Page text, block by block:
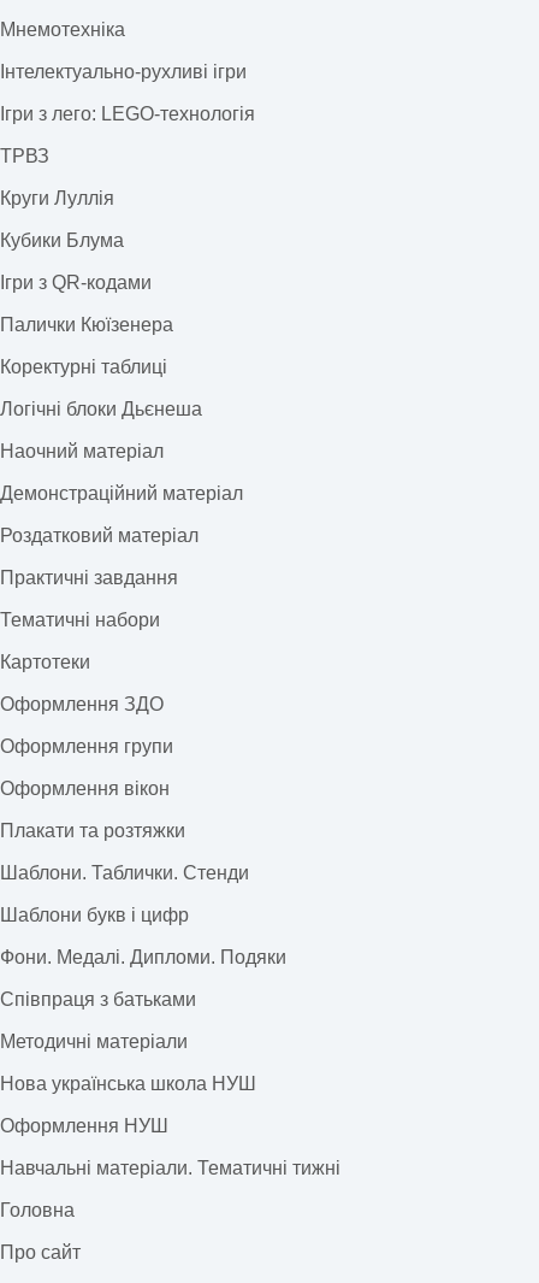
Мнемотехніка
Інтелектуально-рухливі ігри
Ігри з лего: LEGO-технологія
ТРВЗ
Круги Луллія
Кубики Блума
Ігри з QR-кодами
Палички Кюїзенера
Коректурні таблиці
Логічні блоки Дьєнеша
Наочний матеріал
Демонстраційний матеріал
Роздатковий матеріал
Практичні завдання
Тематичні набори
Картотеки
Оформлення ЗДО
Оформлення групи
Оформлення вікон
Плакати та розтяжки
Шаблони. Таблички. Стенди
Шаблони букв і цифр
Фони. Медалі. Дипломи. Подяки
Співпраця з батьками
Методичні матеріали
Нова українська школа НУШ
Оформлення НУШ
Навчальні матеріали. Тематичні тижні
Головна
Про сайт